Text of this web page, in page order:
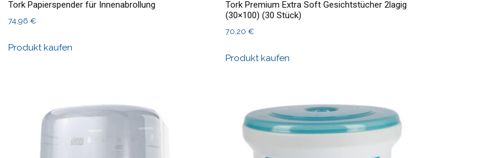
Tork Papierspender für Innenabrollung
74,96 €
Produkt kaufen
Tork Premium Extra Soft Gesichtstücher 2lagig
(30×100) (30 Stück)
70,20 €
Produkt kaufen